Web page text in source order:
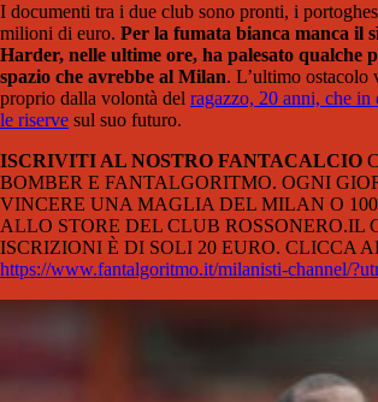
I documenti tra i due club sono pronti, i
milioni di euro. Per la fumata bianca manca il
Harder, nelle ultime ore, ha palesato qualche
spazio che avrebbe al Milan. L’ultimo ostacolo
proprio dalla volontà del ragazzo, 20 anni, che in
le riserve sul suo futuro.
ISCRIVITI AL NOSTRO FANTACALCIO
BOMBER E FANTALGORITMO. OGNI
VINCERE UNA MAGLIA DEL MILAN O
ALLO STORE DEL CLUB ROSSONERO.IL
ISCRIZIONI È DI SOLI 20 EURO. CLICCA
https://www.fantalgoritmo.it/milanisti-channel/